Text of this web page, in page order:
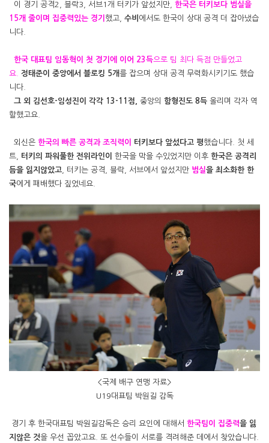
이 경기 공격2, 블락3, 서브1개 터키가 앞섰지만, 한국은 터키보다 범실을
15개 줄이며 집중력있는 경기 했고, 수비 에서도 한국이 상대 공격 더 잡아냈습
니다.
한국 대표팀 임동혁이 첫 경기에 이어 23득으로 팀 최다 득점 만들었고
요. 정태준이 중앙에서 블로킹 5개를 잡으며 상대 공격 무력화시키기도 했습
니다.
그 외 김선호-임성진이 각각 13-11점,
중앙의 함형진도 8득 올리며 각자 역
할했고요.
외신은 한국의 빠른 공격과 조직력이 터키보다 앞섰다고 평했습니다. 첫 세
트, 터키의 파워풀한 전위라인이 한국을 막을 수있었지만 이후 한국은 공격리
듬을 잃지않았고 , 터키는 공격, 블락, 서브에서 앞섰지만 범실을 최소화한 한
국에게 패배했다 짚었네요.
<국제 배구 연맹 자료>
U19대표팀 박원길 감독
경기 후 한국대표팀 박원길감독은 승리 요인에 대해서 한국팀이 집중력을 잃
지않은 것을 우선 꼽았고요. 또 선수들이 서로를 격려해준 데에서 찾았습니다.